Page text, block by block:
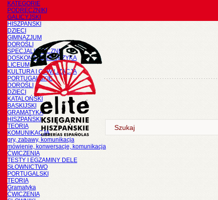
KATEGORIE
PODRĘCZNIKI
GALICYJSKI
HISZPAŃSKI
DZIECI
GIMNAZJUM
DOROŚLI
SPECJALISTYCZNE
DOSKONALENIE JĘZYKA
LICEUM
KULTURA I CYWILIZACJA
PORTUGALSKIE
DOROŚLI
DZIECI
KATALOŃSKI
BASKIJSKI
GRAMATYKA
HISZPAŃSKI
TEORIA
KOMUNIKACJA
gry, zabawy, komunikacja
mówienie, konwersacje, komunikacja
ĆWICZENIA
TESTY I EGZAMINY DELE
SŁOWNICTWO
PORTUGALSKI
TEORIA
Gramatyka
ĆWICZENIA